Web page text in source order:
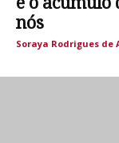
nós
Soraya Rodrigues de